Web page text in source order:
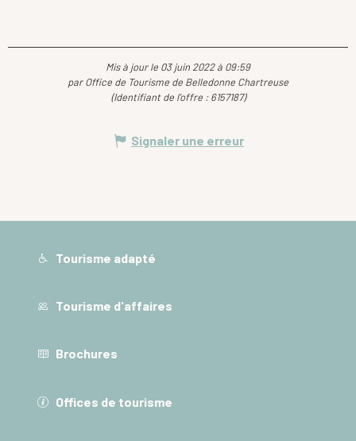
Mis à jour le 03 juin 2022 à 09:59
par Office de Tourisme de Belledonne Chartreuse
(Identifiant de l'offre : 6157187)
Signaler une erreur
Tourisme adapté
Tourisme d'affaires
Brochures
Offices de tourisme